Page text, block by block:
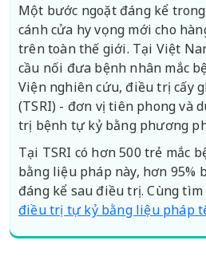
Một bước ngoặt đáng kể
cánh cửa hy vọng mới cho
trên toàn thế giới. Tại Việt
cầu nối đưa bệnh nhân mắc
Viện nghiên cứu, điều trị cấy
(TSRI) - đơn vị tiên phong và
trị bệnh tự kỷ bằng phương
Tại TSRI có hơn 500 trẻ mắc
bằng liệu pháp này, hơn 95%
đáng kể sau điều trị. Cùng
điều trị tự kỷ bằng liệu pháp